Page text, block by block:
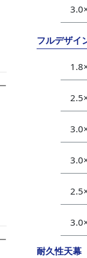
フルデザイ
耐久性天幕